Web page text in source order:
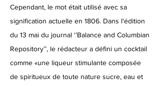
Cependant, le mot était utilisé avec sa
signification actuelle en 1806. Dans l'édition
du 13 mai du journal ‘’Balance and Columbian
Repository’’, le rédacteur a défini un cocktail
comme «une liqueur stimulante composée
de spiritueux de toute nature sucre, eau et